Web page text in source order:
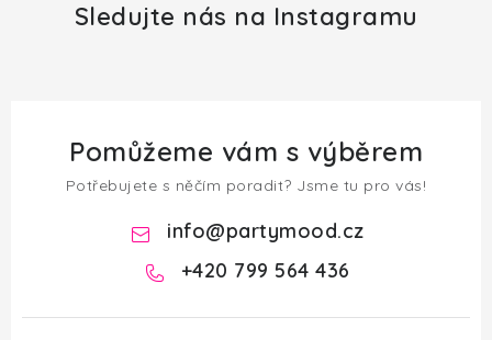
Sledujte nás na Instagramu
Pomůžeme vám s výběrem
Potřebujete s něčím poradit? Jsme tu pro vás!
info@partymood.cz
+420 799 564 436